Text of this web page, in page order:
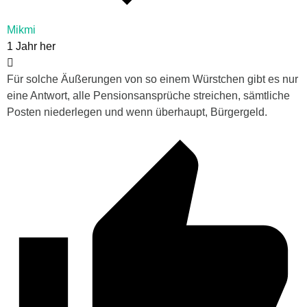
Mikmi
1 Jahr her
Für solche Äußerungen von so einem Würstchen gibt es nur
eine Antwort, alle Pensionsansprüche streichen, sämtliche
Posten niederlegen und wenn überhaupt, Bürgergeld.